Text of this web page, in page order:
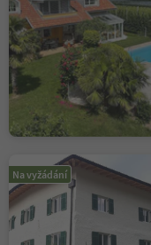
Na vyžádání